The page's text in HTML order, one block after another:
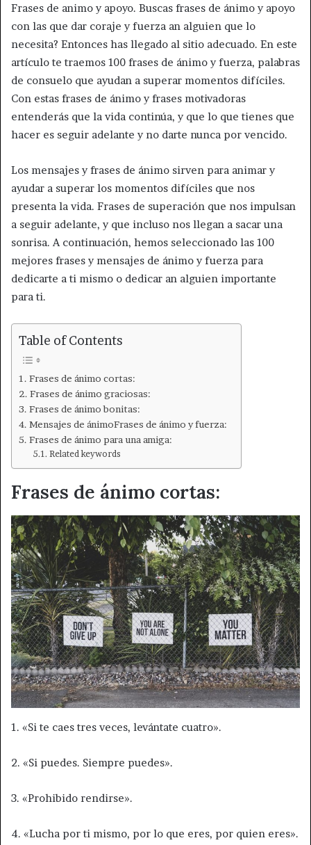
Frases de animo y apoyo. Buscas frases de ánimo y apoyo
con las que dar coraje y fuerza an alguien que lo
necesita? Entonces has llegado al sitio adecuado. En este
artículo te traemos 100 frases de ánimo y fuerza, palabras
de consuelo que ayudan a superar momentos difíciles.
Con estas frases de ánimo y frases motivadoras
entenderás que la vida continúa, y que lo que tienes que
hacer es seguir adelante y no darte nunca por vencido.
Los mensajes y frases de ánimo sirven para animar y
ayudar a superar los momentos difíciles que nos
presenta la vida. Frases de superación que nos impulsan
a seguir adelante, y que incluso nos llegan a sacar una
sonrisa. A continuación, hemos seleccionado las 100
mejores frases y mensajes de ánimo y fuerza para
dedicarte a ti mismo o dedicar an alguien importante
para ti.
Table of Contents
Frases de ánimo cortas:
Frases de ánimo graciosas:
Frases de ánimo bonitas:
Mensajes de ánimoFrases de ánimo y fuerza:
Frases de ánimo para una amiga:
Related keywords
Frases de ánimo cortas:
1. «Si te caes tres veces, levántate cuatro».
2. «Si puedes. Siempre puedes».
3. «Prohibido rendirse».
4. «Lucha por ti mismo, por lo que eres, por quien eres».